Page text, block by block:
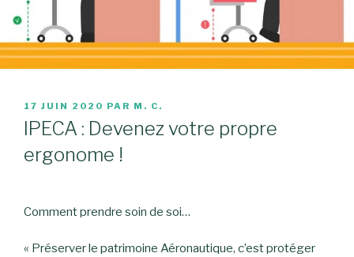
PUBLIÉ
LE
17 JUIN 2020 PAR M. C.
IPECA : Devenez votre propre
ergonome !
Comment prendre soin de soi…
« Préserver le patrimoine Aéronautique, c’est protéger